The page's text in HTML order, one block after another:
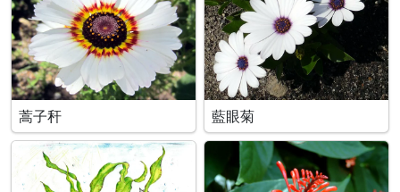
蒿子秆 藍眼菊